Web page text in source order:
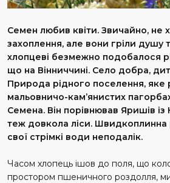
Семен любив квіти. Звичайно, не
захоплення, але вони гріли душу
хлопцеві безмежно подобалося
що на Вінниччині. Село добра,
Природа рідного поселення, яке
мальовничо-кам’янистих
Семена. Він порівнював Яришів
теж довкола ліси. Швидкоплинна
свої стрімкі води неподалік.
Часом хлопець ішов до поля, що
простором пшеничного роздолля,